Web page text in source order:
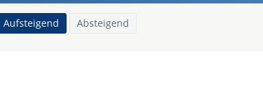
Aufsteigend Absteigend